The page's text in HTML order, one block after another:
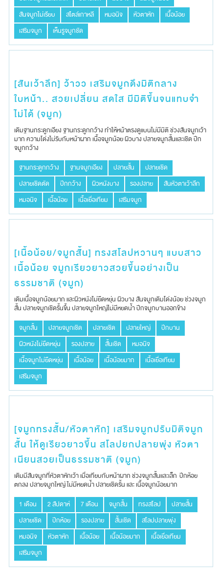
สันจมูกไม่เรียบ
สไตล์เกาหลี หมอนิจ หัวตาหัก
เนื้อน้อย
เสริมจมูก
เห็นรูจมูกชัด
[สันเว้าลึก] ว้าวว เสริมจมูกดึงมิติกลาง
ใบหน้า.. สวยเปลี่ยน สดใส มีมิติขึ้นจนแทบจำ
ไม่ได้ (จมูก)
เดิมฐานกระดูกเอียง​ ฐานกระดูกกว้าง​ ทำให้หน้าตรง​ดูแบนไม่​มีมิติ​ ช่วงสันจมูก​เว้า
มาก​ ความโด่งไม่รับกับหน้าผาก​ เนื้อจมูก​น้อย​ ผิวบาง ปลายจมู​กสั้นและเชิด ปีก
จมูกกว้าง
ฐานกระดูกกว้าง
ฐานจมูกเอียง ปลายสั้น
ปลายเชิด
ปลายเชิดตัด
ปีกกว้าง ผิวหนังบาง รองปลาย
สันหัวตาเว้าลึก
หมอนิจ
เนื้อน้อย เนื้อเยื่อเทียม เสริมจมูก
[เนื้อน้อย/จมูกสั้น] ทรงสโลปหวานๆ แบบสาว
เนื้อน้อย จมูกเรียวยาวสวยขึ้นอย่างเป็น
ธรรมชาติ (จมูก)
เดิมเนื้อจมู​กน้อยมาก​ และผิวหนังไม่ยืดหยุ่น​ ผิวบาง​ สันจมูก​เดิม​โด่งน้อย​ ช่วงจมูก​
สั้น​ ปลายจ​มูกเชิดรั้นขึ้น​ ปลายจมูก​ใหญ่​ไม่มีหยดน้ำ ปีกจมูกบานออกข้าง
จมูกสั้น
ปลายจมูกเชิด ปลายเชิด ปลายใหญ่
ปีกบาน
ผิวหนังไม่ยืดหยุ่น
รองปลาย สั้นเชิด
หมอนิจ
เนื้อจมูกไม่ยืดหยุ่น
เนื้อน้อย เนื้อน้อยมาก
เนื้อเยื่อเทียม
เสริมจมูก
[จมูกทรงสั้น/หัวตาหัก] เสริมจมูกปรับมิติจมูก
สั้น ให้ดูเรียวยาวขึ้น สโลปยกปลายพุ่ง หัวตา
เนียนสวยเป็นธรรมชาติ (จมูก)
เดิม​มีสันจมูกที่หัวตาหักเว้า​ เมื่อเทียบกับหน้าผาก​ ช่วงจมูก​สั้นและเล็ก​ ​ปีกห้อย
ตกลง​ ปลายจมูกใหญ่ ไม่มีหยดน้ำ​ ปลายเชิดรั้น และ​ เนื้อจมูก​น้อยมาก​
1 เดือน
2 สัปดาห์ 7 เดือน จมูกสั้น ทรงสโลป
ปลายสั้น
ปลายเชิด
ปีกห้อย รองปลาย สั้นเชิด
สโลปปลายพุ่ง
หมอนิจ
หัวตาหัก เนื้อน้อย เนื้อน้อยมาก
เนื้อเยื่อเทียม
เสริมจมูก